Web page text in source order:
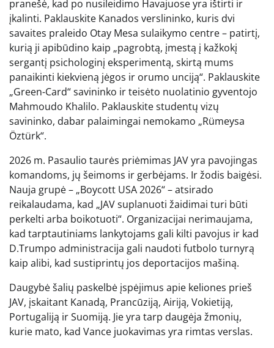
pranešė, kad po nusileidimo Havajuose yra ištirti ir
įkalinti. Paklauskite Kanados verslininko, kuris dvi
savaites praleido Otay Mesa sulaikymo centre – patirtį,
kurią ji apibūdino kaip „pagrobtą, įmestą į kažkokį
sergantį psichologinį eksperimentą, skirtą mums
panaikinti kiekvieną jėgos ir orumo unciją“. Paklauskite
„Green-Card“ savininko ir teisėto nuolatinio gyventojo
Mahmoudo Khalilo. Paklauskite studentų vizų
savininko, dabar palaimingai nemokamo „Rümeysa
Öztürk“.
2026 m. Pasaulio taurės priėmimas JAV yra pavojingas
komandoms, jų šeimoms ir gerbėjams. Ir žodis baigėsi.
Nauja grupė – „Boycott USA 2026“ – atsirado
reikalaudama, kad „JAV suplanuoti žaidimai turi būti
perkelti arba boikotuoti“. Organizacijai nerimaujama,
kad tarptautiniams lankytojams gali kilti pavojus ir kad
D.Trumpo administracija gali naudoti futbolo turnyrą
kaip alibi, kad sustiprintų jos deportacijos mašiną.
Daugybė šalių paskelbė įspėjimus apie keliones prieš
JAV, įskaitant Kanadą, Prancūziją, Airiją, Vokietiją,
Portugaliją ir Suomiją. Jie yra tarp daugėja žmonių,
kurie mato, kad Vance juokavimas yra rimtas verslas.